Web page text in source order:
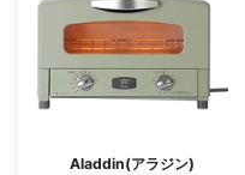
Aladdin(アラジン)